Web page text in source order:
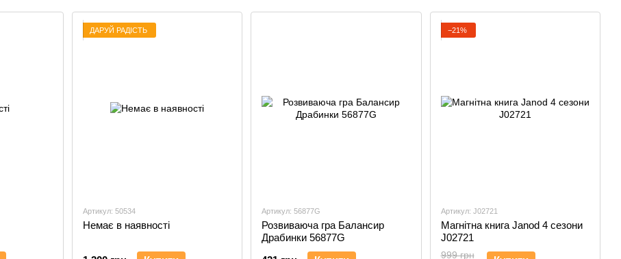
ДАРУЙ РАДІСТЬ
Артикул: 50534
Немає в наявності
Артикул: 56877G
Розвиваюча гра Балансир
Драбинки 56877G
−21%
Артикул: J02721
Магнітна книга Janod 4 сезони
J02721
999 грн